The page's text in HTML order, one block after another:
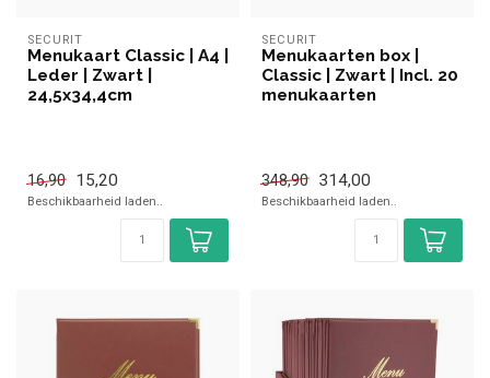
SECURIT
Menukaart Classic | A4 |
Leder | Zwart |
24,5x34,4cm
16,90 15,20
Beschikbaarheid laden..
SECURIT
Menukaarten box |
Classic | Zwart | Incl. 20
menukaarten
348,90 314,00
Beschikbaarheid laden..